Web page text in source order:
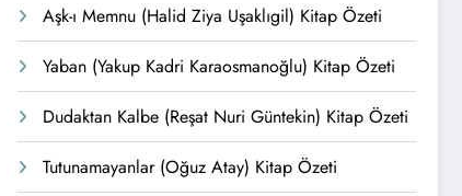
Aşk-ı Memnu (Halid Ziya Uşaklıgil) Kitap Özeti
Yaban (Yakup Kadri Karaosmanoğlu) Kitap Özeti
Dudaktan Kalbe (Reşat Nuri Güntekin) Kitap Özeti
Tutunamayanlar (Oğuz Atay) Kitap Özeti